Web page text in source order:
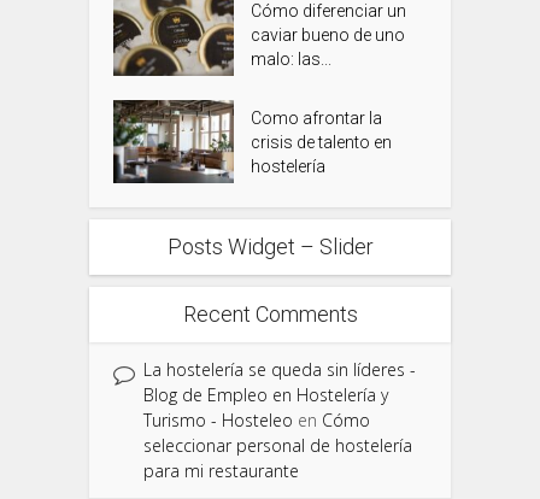
Cómo diferenciar un
caviar bueno de uno
malo: las...
Como afrontar la
crisis de talento en
hostelería
Posts Widget – Slider
Recent Comments
La hostelería se queda sin líderes -
Blog de Empleo en Hostelería y
Turismo - Hosteleo en Cómo
seleccionar personal de hostelería
para mi restaurante